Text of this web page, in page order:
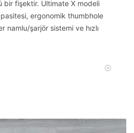
bir fişektir. Ultimate X modeli
ergonomik thumbhole
namlu/şarjör sistemi ve hızlı